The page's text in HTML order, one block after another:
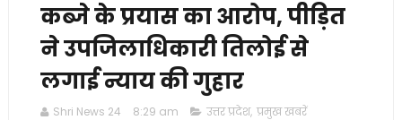
कब्जे के प्रयास का आरोप, पीड़ित
ने उपजिलाधिकारी तिलोई से
लगाई न्याय की गुहार
Shri News 24 8:29 am उत्तर प्रदेश, प्रमुख खबरें